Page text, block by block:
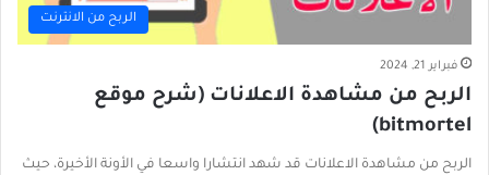
الربح من الانترنت
فبراير 21, 2024
الربح من مشاهدة الاعلانات (شرح موقع
bitmortel)
الربح من مشاهدة الاعلانات قد شهد انتشارا واسعا في الأونة الأخيرة، حيث